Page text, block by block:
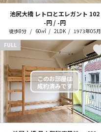
池尻大橋 レトロとエレガント 102
-円 / -円
徒歩8分 60㎡ 2LDK 1973年05月
FULL